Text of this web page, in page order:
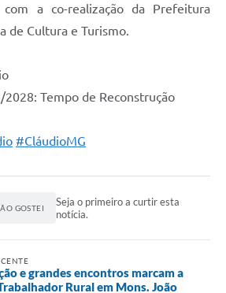
a co-realização da Prefeitura
de Cultura e Turismo.
Tempo de Reconstrução
#CláudioMG
GOSTEI
Seja o primeiro a curtir esta
notícia.
e grandes encontros marcam a
Rural em Mons. João